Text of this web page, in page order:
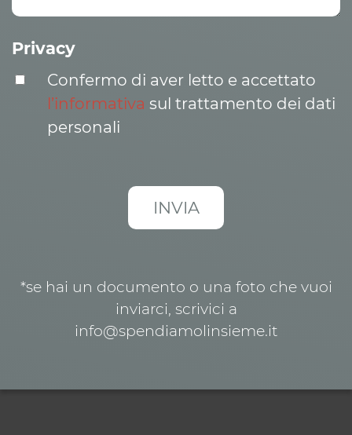
Privacy
Confermo di aver letto e accettato
l’informativa sul trattamento dei dati
personali
*se hai un documento o una foto che vuoi
inviarci, scrivici a
info@spendiamolinsieme.it